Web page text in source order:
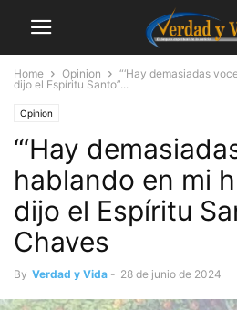
Home Opinion
“‘Hay demasiadas
dijo el Espíritu Santo”...
Opinion
“‘Hay
hablando en mi
dijo el Espíritu
Chaves
By Verdad y Vida - 28 de junio de 2024